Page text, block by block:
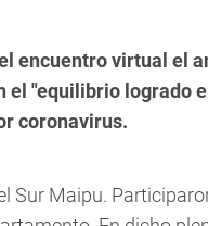
encuentro virtual el
el "equilibrio logrado
coronavirus.
Sur Maipu.